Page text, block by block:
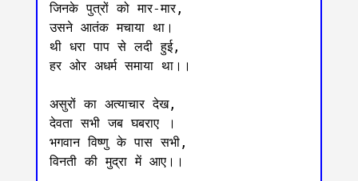
जिनके पुत्रों को मार-मार,
उसने आतंक मचाया था।
थी धरा पाप से लदी हुई,
हर ओर अधर्म समाया था।।
असुरों का अत्याचार देख,
देवता सभी जब घबराए ।
भगवान विष्णु के पास सभी,
विनती की मुद्रा में आए।।